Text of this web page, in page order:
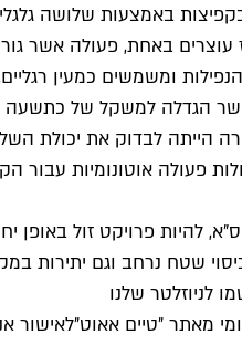
באמצעות שלושה
באחת, פעולה אשר
הגדלה למשקל של כתשעה
הייתה לבדוק את יכולת
פעולה אוטונומיות
להיות פרויקט זול
שטח נרחב וגם יתירות
לניוזלטר שלנו
מאתר ״טיים אאוט״לאישור